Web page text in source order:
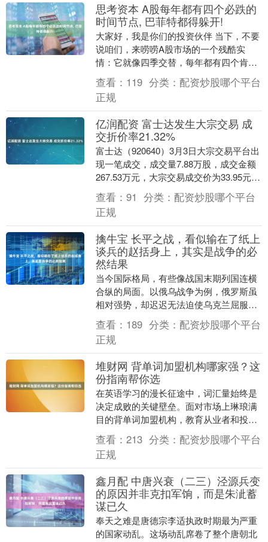
思考资本 A股每年都有四个必跌的
时间节点, 巴菲特都得躲开!
大家好，我是你们的投资伙伴 当下，不要
说咱们，来唠唠A股市场的一个残酷实
情：它就像四季交替，每年都有四个肯定
会下跌的时间点。 不要以为我是在吓唬
你，这可是无数散....
查看： 119 分类： 配资炒股哪个平台
正规
亿润配资 富士达发生大宗交易 成
交折价率21.32%
富士达（920640）3月3日大宗交易平台出
现一笔成交，成交量7.88万股，成交金额
267.53万元，大宗交易成交价为33.95元，
相对今日收盘价折价21.32....
查看： 91 分类： 配资炒股哪个平台
正规
擒牛宝 长平之战，看似输在了纸上
谈兵的赵括身上，其实是战争的必
然结果
当今国际格局，有些像战国末期列国连横
合纵的局面。以俄乌战争为例，俄罗斯虽
相对强势，却迟迟无法迫使乌克兰屈服，
关键就在于以美国为首的北约持续提供军
事支援。先不论是....
查看： 189 分类： 配资炒股哪个平台
正规
堆财网 背单词加盟机构哪家强？这
份指南帮你选
在英语学习的漫长征途中，词汇量始终是
决定成败的关键壁垒。面对市场上琳琅满
目的背单词加盟机构，教育从业者和投资
者往往陷入选择困境。本文将从技术内
核、教学效果、商业....
查看： 213 分类： 配资炒股哪个平台
正规
鑫月配 中唐兴衰（二三）泾源兵变
的原因并非克扣军饷，而是朱泚蓄
谋已久
奉天之难是唐德宗李适执政时期最为严重
的国家动乱。这场动乱席卷了整个唐朝北